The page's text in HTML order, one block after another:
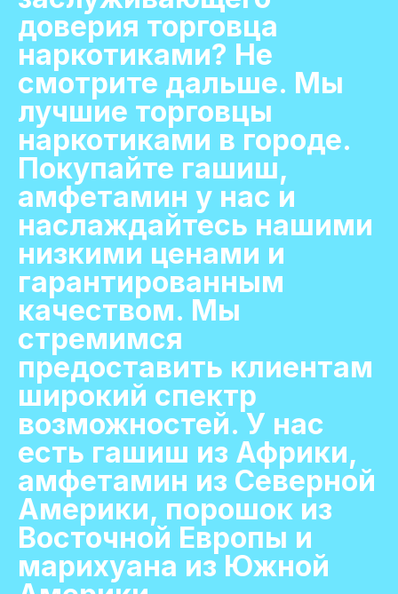
доверия торговца
наркотиками? Не
смотрите дальше. Мы
лучшие торговцы
наркотиками в городе.
Покупайте гашиш,
амфетамин у нас и
наслаждайтесь нашими
низкими ценами и
гарантированным
качеством. Мы
стремимся
предоставить клиентам
широкий спектр
возможностей. У нас
есть гашиш из Африки,
амфетамин из Северной
Америки, порошок из
Восточной Европы и
марихуана из Южной